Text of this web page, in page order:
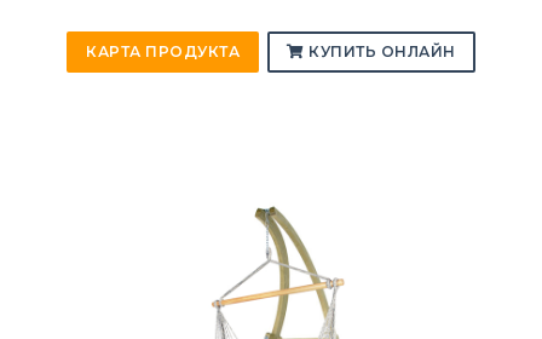
КАРТА ПРОДУКТА КУПИТЬ ОНЛАЙН